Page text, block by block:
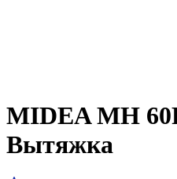
MIDEA MH
Вытяжка